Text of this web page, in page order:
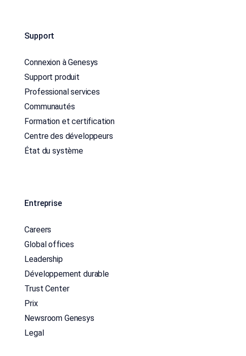
Support
Connexion à Genesys
Support produit
Professional services
Communautés
Formation et certification
Centre des développeurs
État du système
Entreprise
Careers
Global offices
Leadership
Développement durable
Trust Center
Prix
Newsroom Genesys
Legal